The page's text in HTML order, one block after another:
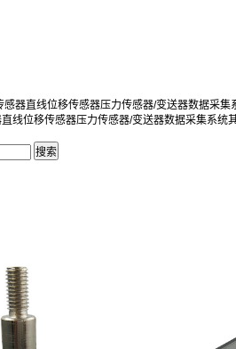
感器直线位移传感器压力传感器/变送器数据采集
直线位移传感器压力传感器/变送器数据采集系统